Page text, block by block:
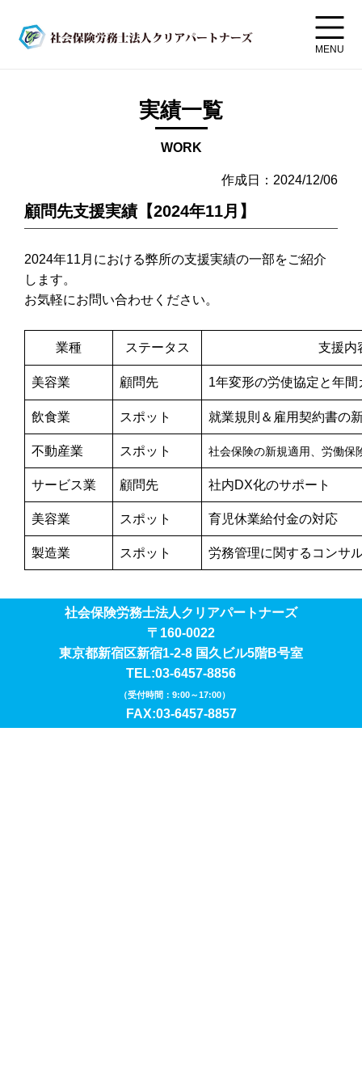
MENU
実績一覧
WORK
作成日：2024/12/06
顧問先支援実績【2024年11月】
2024年11月における弊所の支援実績の一部をご紹介
します。
お気軽にお問い合わせ ください。
業種 ステータス 支援内
美容業 顧問先 1年変形の労使協定と年
飲食業 スポット 就業規則＆雇用契約書の
不動産業 スポット 社会保険の新規適用、労働保
サービス業 顧問先 社内DX化のサポート
美容業 スポット 育児休業給付金の対応
製造業 スポット 労務管理に関するコンサ
社会保険労務士法人クリアパートナーズ
〒160-0022
東京都新宿区新宿1-2-8 国久ビル5階B号室
TEL:03-6457-8856
（受付時間：9:00～17:00）
FAX:03-6457-8857